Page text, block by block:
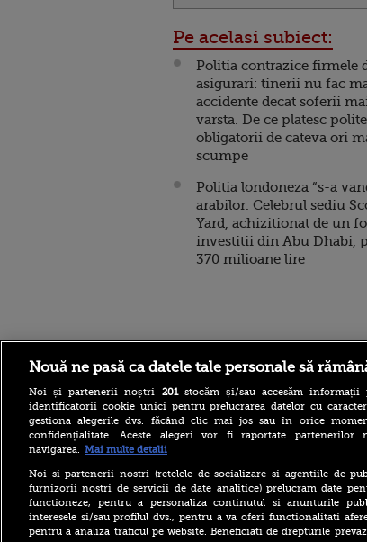
Pe acelasi subiect:
Politia contrazice firmele
asigurari: tinerii nu fac
accidente decat soferii
varsta. De ce platesc polite
obligatorii de cateva ori
scumpe
Politia londoneza “s-a
arabilor. Celebrul sediu
Yard, achizitionat de un
investitii din Abu Dhabi,
370 milioane lire
Stirileprotv.ro
Șoferi cu anvelope tăiate pe
autostrada spre mare. Ce
sunt „aricii” de metal care
tot apar pe A2
La aproape 100 de ani, face
Nouă ne pasă ca datele tale personale să
Noi și partenerii noștri 201stocăm și/sau accesăm informații
identificatorii cookie unici pentru prelucrarea datelor cu caracter
gestiona alegerile dvs. făcând clic mai jos sau în orice
confidențialitate. Aceste alegeri vor fi raportate
navigarea. Mai multe detalii
Noi si partenerii nostri (retelele de socializare si agentiile de
furnizorii nostri de servicii de date analitice) prelucram date
functioneze, pentru a personaliza continutul si anunturile
interesele si/sau profilul dvs., pentru a va oferi functionalitati
pentru a analiza traficul pe website. Beneficiati de drepturile